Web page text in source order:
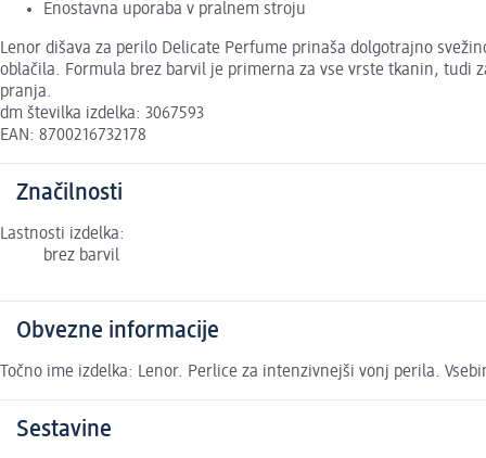
Enostavna uporaba v pralnem stroju
Lenor dišava za perilo Delicate Perfume prinaša dolgotrajno
oblačila. Formula brez barvil je primerna za vse vrste tkanin, tudi
pranja.
dm številka izdelka: 3067593
EAN: 8700216732178
Značilnosti
Lastnosti izdelka:
brez barvil
Obvezne informacije
Točno ime izdelka: Lenor. Perlice za intenzivnejši vonj perila.
Sestavine